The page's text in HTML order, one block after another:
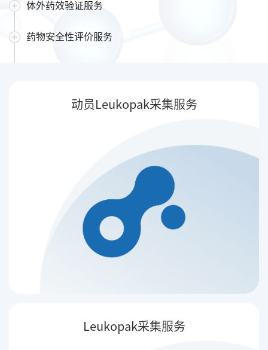
体外药效验证服务
药物安全性评价服务
动员Leukopak采集服务
Leukopak采集服务